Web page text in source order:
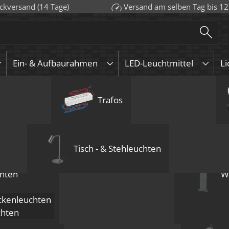
(14 Tage) Versand am selben Tag bis
Aufbauleuchten
Einbau-
Wandleuchten
Ein- & Aufbaurahmen
Pendelleuchten
Tisch - & Stehleuchten
LED-Leuchtmittel
GU10 GU5.3 /
KNX
Aufbauleuchten LED-
Trafos
dimm2warm |
schwenkbar |
inkl. MwSt.